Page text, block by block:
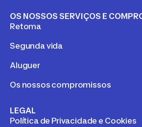
OS NOSSOS SERVIÇOS E
Retoma
Segunda vida
Aluguer
Os nossos compromissos
LEGAL
Política de Privacidade e Cookies